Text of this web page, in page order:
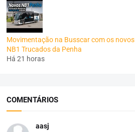
Movimentação na Busscar com os novos
NB1 Trucados da Penha
Há 21 horas
COMENTÁRIOS
aasj